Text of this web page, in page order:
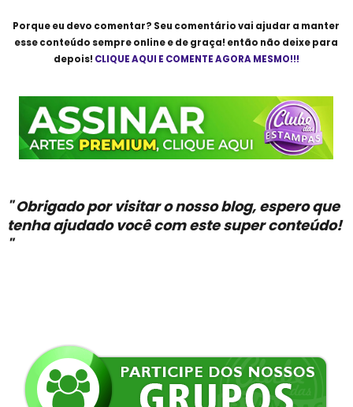
Porque eu devo comentar? Seu comentário vai ajudar a manter
esse conteúdo sempre online e de graça! então não deixe para
depois! CLIQUE AQUI E COMENTE AGORA MESMO!!!
" Obrigado por visitar o nosso blog, espero que
tenha ajudado você com este super conteúdo!
"